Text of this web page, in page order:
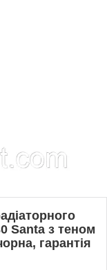
Santa з теном
гарантія